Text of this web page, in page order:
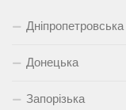
Дніпропетровська
Донецька
Запорізька